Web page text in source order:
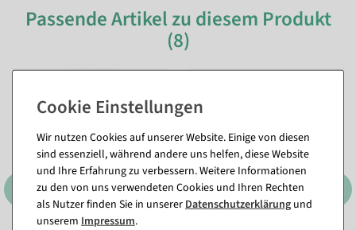
Passende Artikel zu diesem Produkt
(8)
Wir nutzen Cookies auf unserer Website. Einige von diesen
sind essenziell, während andere uns helfen, diese Website
und Ihre Erfahrung zu verbessern. Weitere Informationen
zu den von uns verwendeten Cookies und Ihren Rechten
als Nutzer finden Sie in unsererDaten­schutz­erklärung und
unserem Impressum.